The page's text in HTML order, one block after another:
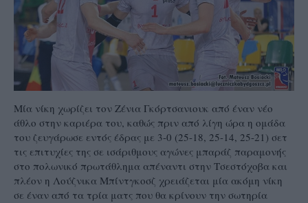
Μία νίκη χωρίζει τον Ζένια Γκόρτσανιουκ από έναν νέο
άθλο στην καριέρα του, καθώς πριν από λίγη ώρα η ομάδα
του ζευγάρωσε εντός έδρας με 3-0 (25-18, 25-14, 25-21) σετ
τις επιτυχίες της σε ισάριθμους αγώνες μπαράζ παραμονής
στο πολωνικό πρωτάθλημα απέναντι στην Τσεστόχοβα και
πλέον η Λούζνικα Μπίντγκοσζ χρειάζεται μία ακόμη νίκη
σε έναν από τα τρία ματς που θα κρίνουν την σωτηρία